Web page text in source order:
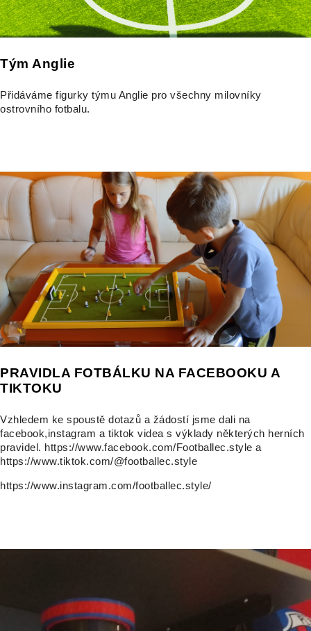
Tým Anglie
Přidáváme figurky týmu Anglie pro všechny milovníky
ostrovního fotbalu.
PRAVIDLA FOTBÁLKU NA FACEBOOKU A
TIKTOKU
Vzhledem ke spoustě dotazů a žádostí jsme dali na
facebook,instagram a tiktok videa s výklady některých herních
pravidel. https://www.facebook.com/Footballec.style a
https://www.tiktok.com/@footballec.style
https://www.instagram.com/footballec.style/